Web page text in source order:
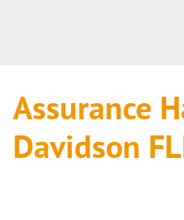
Assurance
Davidson